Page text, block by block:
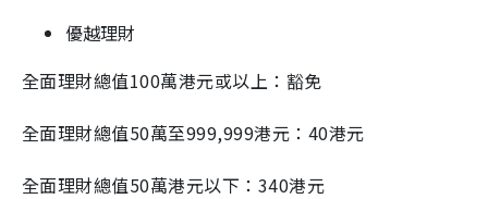
優越理財
全面理財總值100萬港元或以上：豁免
全面理財總值50萬至999,999港元：40港元
全面理財總值50萬港元以下：340港元